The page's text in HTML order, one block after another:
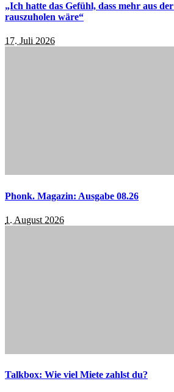
„Ich hatte das Gefühl, dass mehr aus
rauszuholen wäre“
17. Juli 2026
Phonk. Magazin: Ausgabe 08.26
1. August 2026
Talkbox: Wie viel Miete zahlst du?